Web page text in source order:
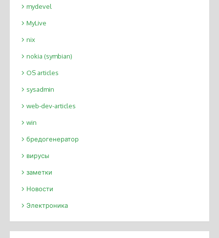
mydevel
MyLive
nix
nokia (symbian)
OS articles
sysadmin
web-dev-articles
win
бредогенератор
вирусы
заметки
Новости
Электроника